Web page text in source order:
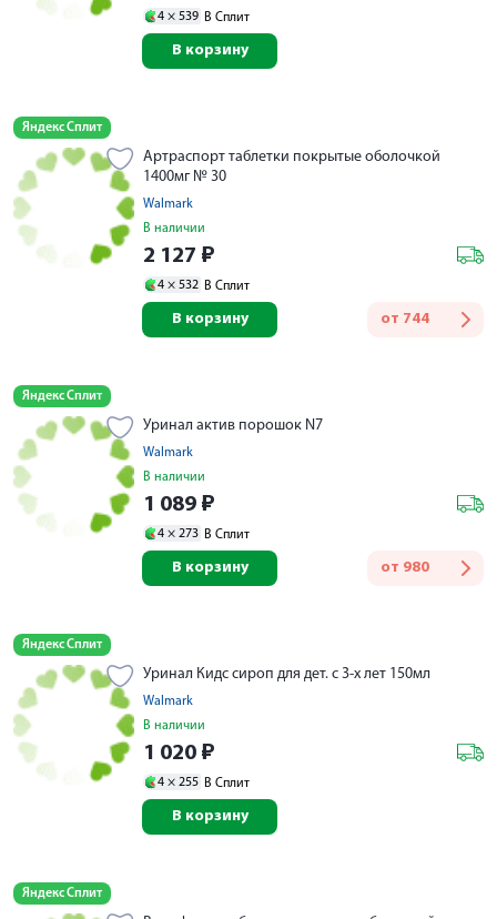
4 × 539 В Сплит
В корзину
Яндекс Сплит
Артраспорт таблетки покрытые оболочкой
1400мг № 30
Walmark
В наличии
2 127 ₽
4 × 532 В Сплит
от 744
В корзину
Яндекс Сплит
Уринал актив порошок N7
Walmark
В наличии
1 089 ₽
4 × 273 В Сплит
от 980
В корзину
Яндекс Сплит
Уринал Кидс сироп для дет. с 3-х лет 150мл
Walmark
В наличии
1 020 ₽
4 × 255 В Сплит
В корзину
Яндекс Сплит